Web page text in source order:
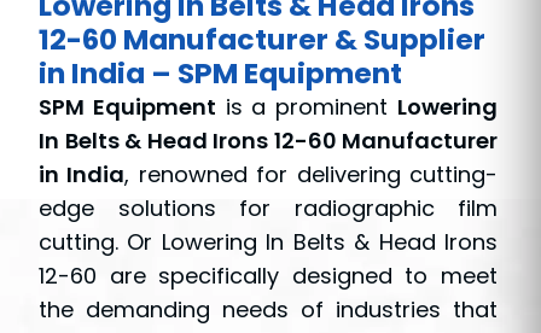
12-60 Manufacturer & Supplier
in India – SPM Equipment
SPM Equipment is a prominent Lowering
In Belts & Head Irons 12-60 Manufacturer
in India, renowned for delivering cutting-
edge solutions for radiographic film
cutting. Or Lowering In Belts & Head Irons
12-60 are specifically designed to meet
the demanding needs of industries that